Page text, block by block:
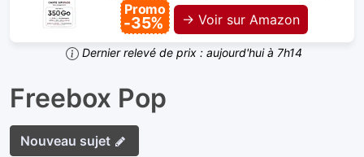
Promo
-35% → Voir sur Amazon
Dernier relevé de prix : aujourd'hui à 7h14
Freebox Pop
Nouveau sujet